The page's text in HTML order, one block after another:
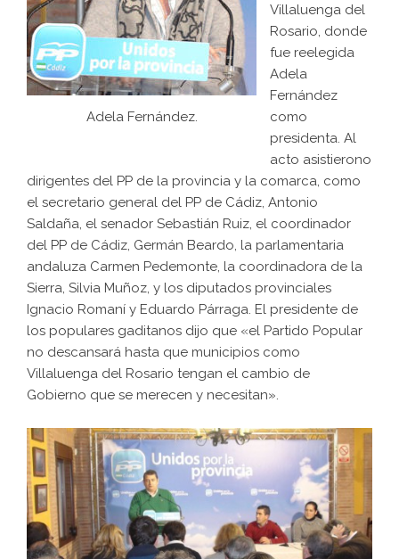
Adela Fernández.
Villaluenga del
Rosario, donde
fue reelegida
Adela
Fernández
como
presidenta. Al
acto asistierono
dirigentes del PP de la provincia y la comarca, como
el secretario general del PP de Cádiz, Antonio
Saldaña, el senador Sebastián Ruiz, el coordinador
del PP de Cádiz, Germán Beardo, la parlamentaria
andaluza Carmen Pedemonte, la coordinadora de la
Sierra, Silvia Muñoz, y los diputados provinciales
Ignacio Romaní y Eduardo Párraga. El presidente de
los populares gaditanos dijo que «el Partido Popular
no descansará hasta que municipios como
Villaluenga del Rosario tengan el cambio de
Gobierno que se merecen y necesitan».